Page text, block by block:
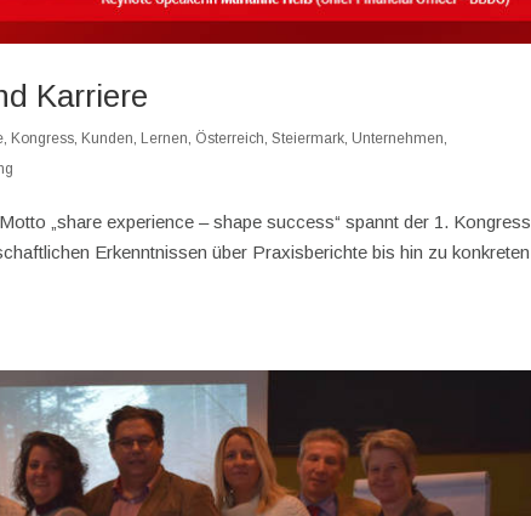
Karriere
, Kongress, Kunden, Lernen, Österreich,Steiermark, Unternehmen,
„share experience – shape success“ spannt der 1. Kongress
Erkenntnissen über Praxisberichte bis hin zu konkreten